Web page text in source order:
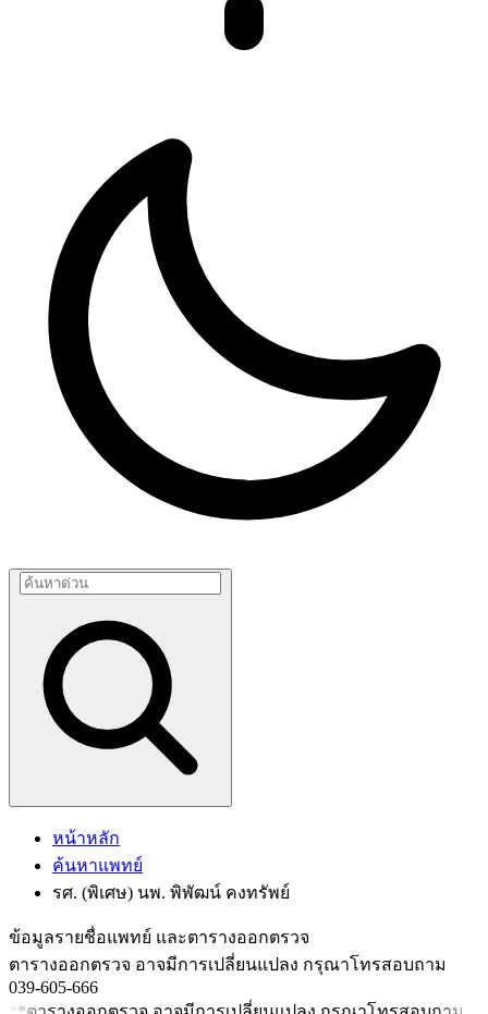
หน้าหลัก
ค้นหาแพทย์
รศ. (พิเศษ) นพ. พิพัฒน์ คงทรัพย์
ข้อมูลรายชื่อแพทย์ และตารางออกตรวจ
ตารางออกตรวจ อาจมีการเปลี่ยนแปลง กรุณาโทรสอบถาม
039-605-666